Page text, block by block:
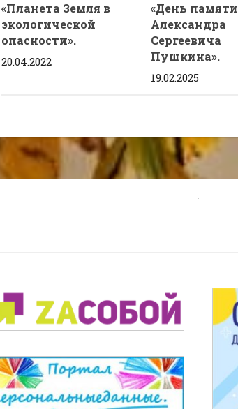
«Планета Земля в
экологической
опасности».
20.04.2022
«День памяти
Александра
Сергеевича
Пушкина».
19.02.2025